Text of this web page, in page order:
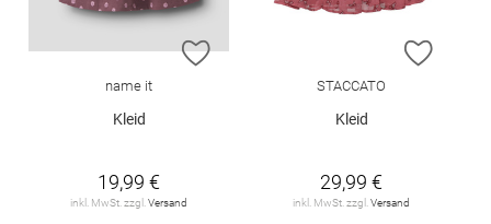
ZUR WUNSCHLISTE HINZUFÜGEN
name it
Kleid
19,99 €
inkl. MwSt. zzgl. Versand
ZUR
STACCATO
Kleid
29,99 €
inkl. MwSt. zzgl. Versand